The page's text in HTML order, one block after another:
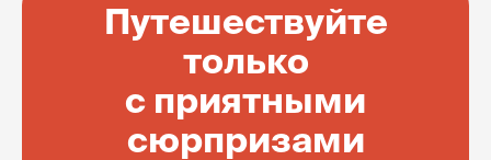
Путешествуйте
только
с приятными
сюрпризами